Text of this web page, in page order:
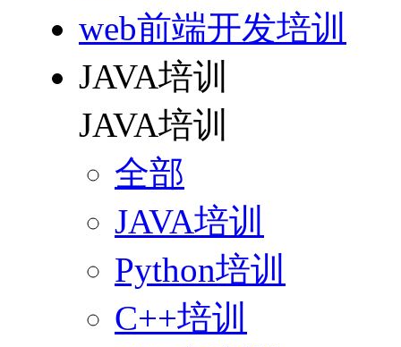
web前端开发培训
JAVA培训
JAVA培训
全部
JAVA培训
Python培训
C++培训